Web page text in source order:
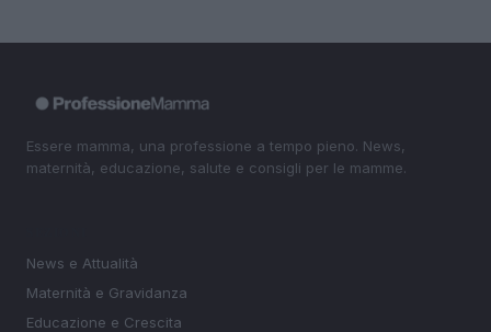
Essere mamma, una professione a tempo pieno. News,
maternità, educazione, salute e consigli per le mamme.
News e Attualità
Maternità e Gravidanza
Educazione e Crescita